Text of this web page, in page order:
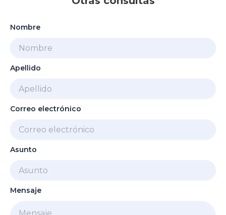
Nombre
Apellido
Correo electrónico
Asunto
Mensaje